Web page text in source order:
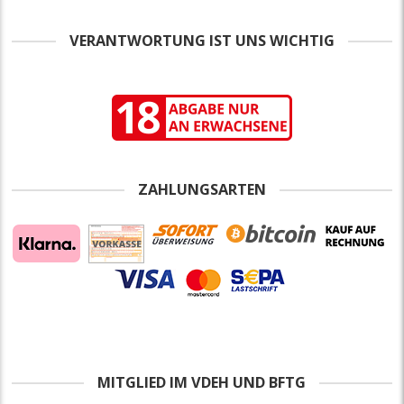
VERANTWORTUNG IST UNS WICHTIG
ZAHLUNGSARTEN
MITGLIED IM VDEH UND BFTG